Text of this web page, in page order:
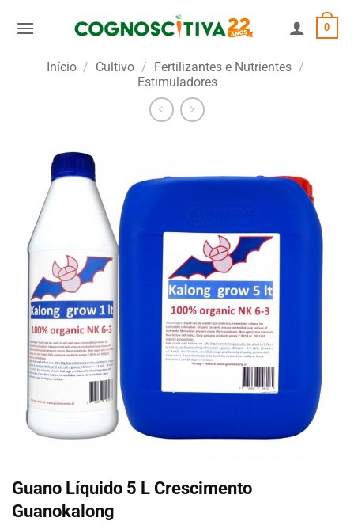
0
Início / Cultivo / Fertilizantes e Nutrientes /
Estimuladores
Guano Líquido 5 L Crescimento
Guanokalong